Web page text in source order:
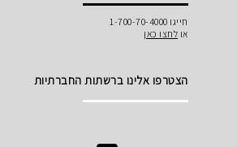
חייגו 1-700-70-4000
או לחצו כאן
הצטרפו אלינו ברשתות החברתיות